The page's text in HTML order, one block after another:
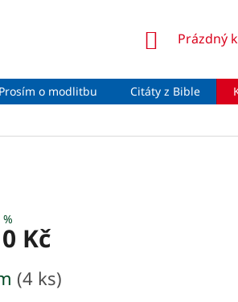
NÁKUPNÍ
Prázdný
Prosím o modlitbu Citáty z Bible
%
Kč
(4 ks)